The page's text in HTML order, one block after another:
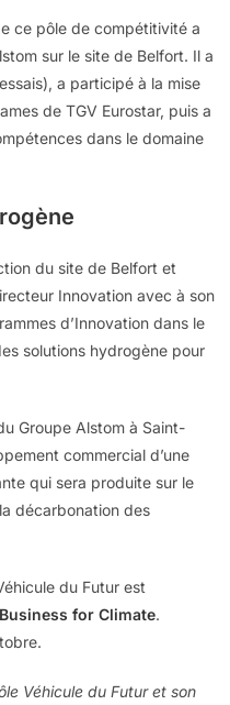
ce pôle de compétitivité a
sur le site de Belfort. Il a
a participé à la mise
de TGV Eurostar, puis a
dans le domaine
du site de Belfort et
Innovation avec à son
d’Innovation dans le
solutions hydrogène pour
Groupe Alstom à Saint-
commercial d’une
qui sera produite sur le
décarbonation des
du Futur est
for Climate.
Véhicule du Futur et son